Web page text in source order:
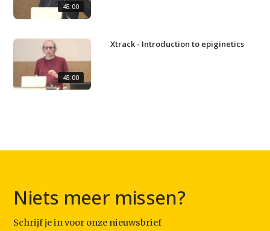
45:00
45:00
Xtrack - Introduction to epiginetics
Niets meer missen?
Schrijf je in voor onze nieuwsbrief